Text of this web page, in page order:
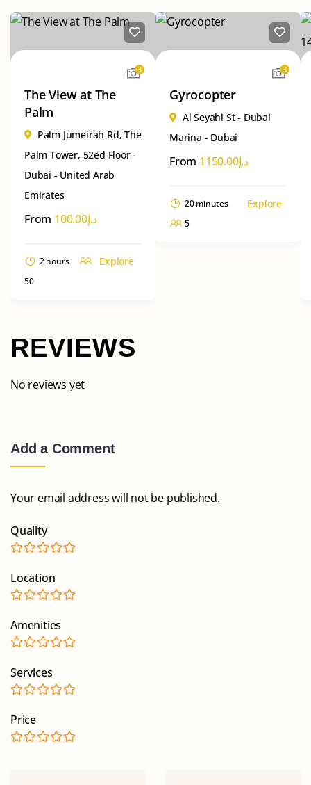
3
The View at The
Palm
Palm Jumeirah Rd, The
Palm Tower, 52ed Floor -
Dubai - United Arab
Emirates
From د.إ100.00
2 hours
50
Explore
3
Gyrocopter
Al Seyahi St - Dubai
Marina - Dubai
From د.إ1150.00
20 minutes
5
Explore
REVIEWS
No reviews yet
Add a Comment
Your email address will not be published.
Quality
Location
Amenities
Services
Price